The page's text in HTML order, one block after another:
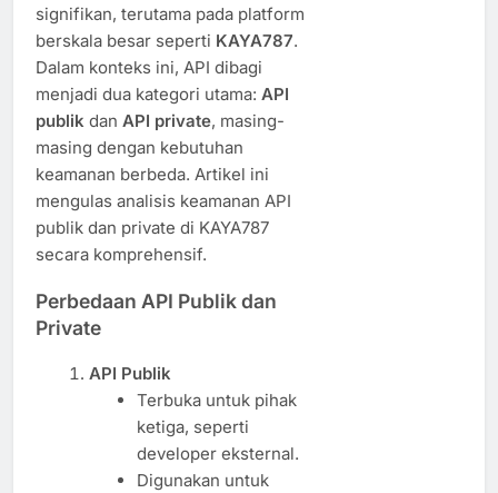
signifikan, terutama pada platform
berskala besar seperti KAYA787.
Dalam konteks ini, API dibagi
menjadi dua kategori utama: API
publik dan API private, masing-
masing dengan kebutuhan
keamanan berbeda. Artikel ini
mengulas analisis keamanan API
publik dan private di KAYA787
secara komprehensif.
Perbedaan API Publik dan
Private
API Publik
Terbuka untuk pihak
ketiga, seperti
developer eksternal.
Digunakan untuk